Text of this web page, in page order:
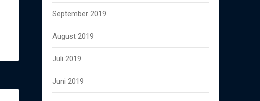
September 2019
August 2019
Juli 2019
Juni 2019